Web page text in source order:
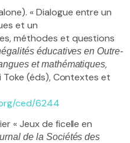
« Dialogue entre un
et un
méthodes et questions
éducatives en Outre-
et mathématiques,
Toke (éds), Contextes et
ced/6244
« Jeux de ficelle en
de la Sociétés des